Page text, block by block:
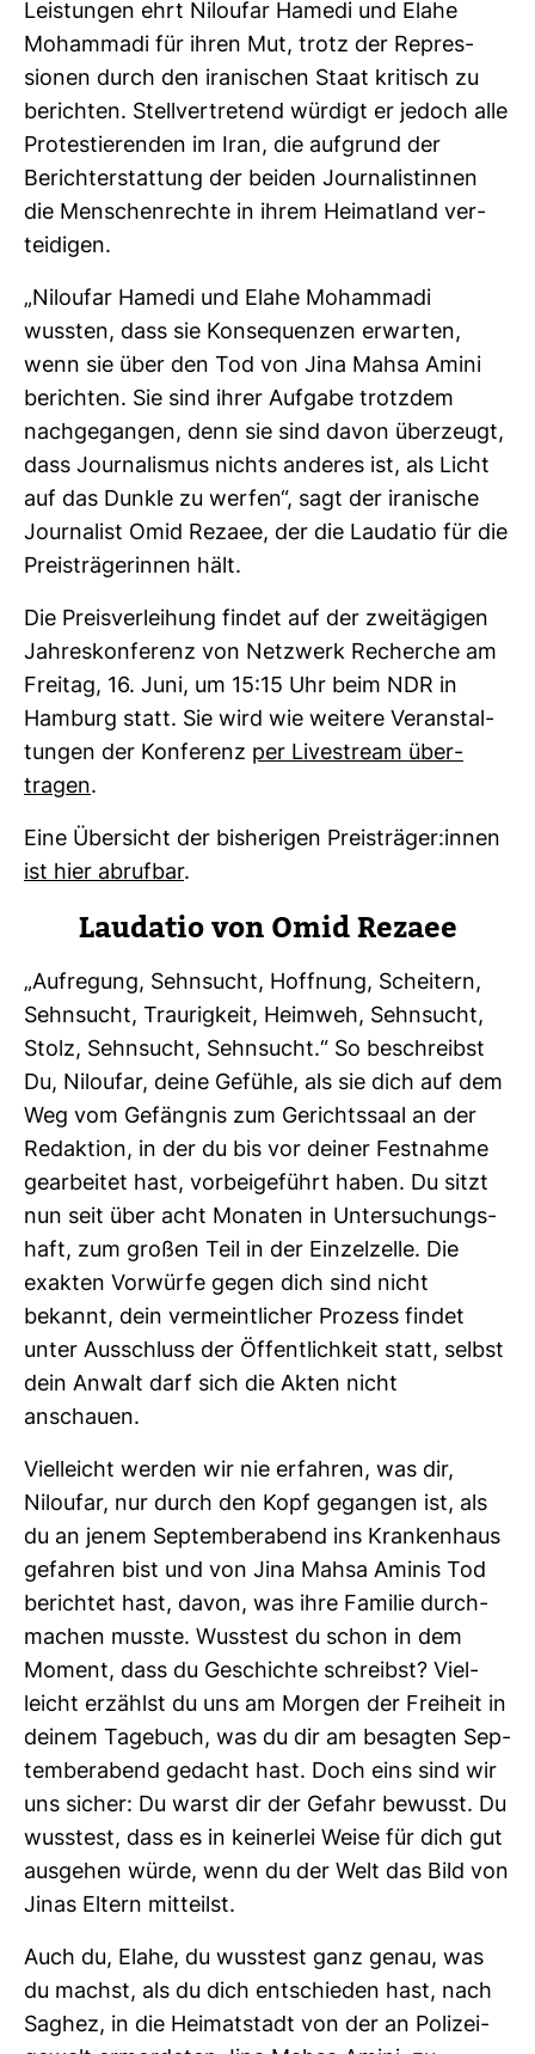
Leis­tungen ehrt Niloufar Hamedi und Elahe
Moham­madi für ihren Mut, trotz der Repres­
sionen durch den ira­ni­schen Staat kri­tisch zu
berichten. Stell­ver­tre­tend wür­digt er jedoch alle
Pro­tes­tie­renden im Iran, die auf­grund der
Bericht­erstat­tung der beiden Jour­na­lis­tinnen
die Men­schen­rechte in ihrem Hei­mat­land ver­
tei­digen.
„Niloufar Hamedi und Elahe Moham­madi
wussten, dass sie Kon­se­quenzen erwarten,
wenn sie über den Tod von Jina Mahsa Amini
berichten. Sie sind ihrer Auf­gabe trotzdem
nach­ge­gangen, denn sie sind davon über­zeugt,
dass Jour­na­lismus nichts anderes ist, als Licht
auf das Dunkle zu werfen“, sagt der ira­ni­sche
Jour­na­list Omid Rezaee, der die Lau­datio für die
Preis­trä­ge­rinnen hält.
Die Preis­ver­lei­hung findet auf der zwei­tä­gigen
Jah­res­kon­fe­renz von Netz­werk Recherche am
Freitag, 16. Juni, um 15:15 Uhr beim NDR in
Ham­burg statt. Sie wird wie wei­tere Ver­an­stal­
tungen der Kon­fe­renz per Live­stream über­
tragen.
Eine Über­sicht der bis­he­rigen Preis­träger:innen
ist hier abrufbar.
Lau­datio von Omid Rezaee
„Auf­re­gung, Sehn­sucht, Hoff­nung, Schei­tern,
Sehn­sucht, Trau­rig­keit, Heimweh, Sehn­sucht,
Stolz, Sehn­sucht, Sehn­sucht.“ So beschreibst
Du, Niloufar, deine Gefühle, als sie dich auf dem
Weg vom Gefängnis zum Gerichts­saal an der
Redak­tion, in der du bis vor deiner Fest­nahme
gear­beitet hast, vor­bei­ge­führt haben. Du sitzt
nun seit über acht Monaten in Unter­su­chungs­
haft, zum großen Teil in der Ein­zel­zelle. Die
exakten Vor­würfe gegen dich sind nicht
bekannt, dein ver­meint­li­cher Pro­zess findet
unter Aus­schluss der Öffent­lich­keit statt, selbst
dein Anwalt darf sich die Akten nicht
anschauen.
Viel­leicht werden wir nie erfahren, was dir,
Niloufar, nur durch den Kopf gegangen ist, als
du an jenem Sep­tem­be­r­abend ins Kran­ken­haus
gefahren bist und von Jina Mahsa Aminis Tod
berichtet hast, davon, was ihre Familie durch­
ma­chen musste. Wuss­test du schon in dem
Moment, dass du Geschichte schreibst? Viel­
leicht erzählst du uns am Morgen der Frei­heit in
deinem Tage­buch, was du dir am besagten Sep­
tem­be­r­abend gedacht hast. Doch eins sind wir
uns sicher: Du warst dir der Gefahr bewusst. Du
wuss­test, dass es in kei­nerlei Weise für dich gut
aus­gehen würde, wenn du der Welt das Bild von
Jinas Eltern mit­teilst.
Auch du, Elahe, du wuss­test ganz genau, was
du machst, als du dich ent­schieden hast, nach
Saghez, in die Hei­mat­stadt von der an Poli­zei­